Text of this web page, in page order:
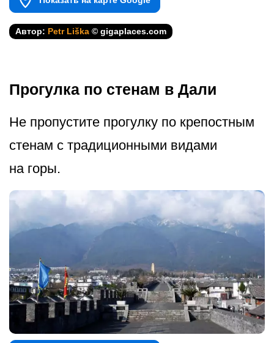
Автор: Petr Liška © gigaplaces.com
Прогулка по стенам в Дали
Не пропустите прогулку по крепостным
стенам с традиционными видами
на горы.